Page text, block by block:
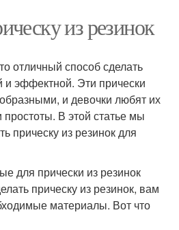
из резинок
отличный способ сделать
и эффектной. Эти прически
и девочки любят их
простоты. В этой статье мы
прическу из резинок для
для прически из резинок
прическу из резинок, вам
материалы. Вот что